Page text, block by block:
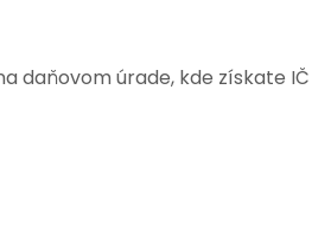
daňovom úrade, kde získate IČ